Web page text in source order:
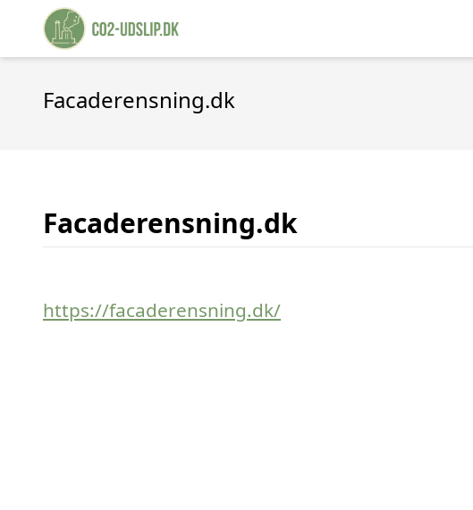
Facaderensning.dk
Facaderensning.dk
https://facaderensning.dk/